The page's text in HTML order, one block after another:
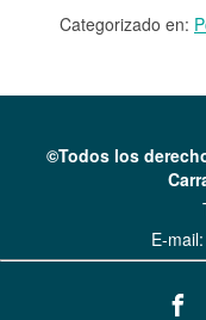
Categorizado en:
©Todos los
E-mail: